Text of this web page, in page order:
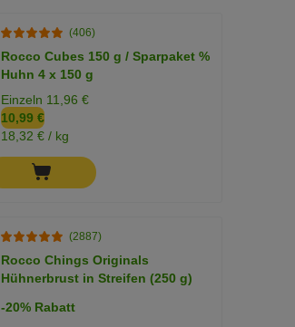
(406)
Rocco Cubes 150 g / Sparpaket %
Huhn 4 x 150 g
Einzeln 11,96 €
10,99 €
18,32 € / kg
(2887)
Rocco Chings Originals
Hühnerbrust in Streifen (250 g)
-20% Rabatt